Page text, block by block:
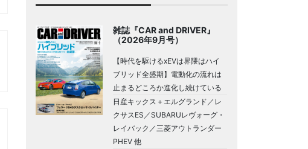
雑誌『CAR and DRIVER』
（2026年9月号）
【時代を駆けるxEVは界隈はハイ
ブリッド全盛期】電動化の流れは
止まるどころか進化し続けている
日産キックス＋エルグランド／レ
クサスES／SUBARUレヴォーグ・
レイバック／三菱アウトランダー
PHEV 他